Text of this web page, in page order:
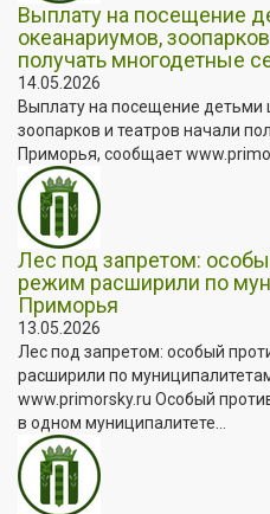
Выплату на посещение
океанариумов,
получать многодетные
14.05.2026
Выплату на посещение детьми
зоопарков и театров начали
Приморья, сообщает
Лес под запретом:
режим расширили по
Приморья
13.05.2026
Лес под запретом: особый
расширили по
www.primorsky.ru Особый
в одном муниципалитете...